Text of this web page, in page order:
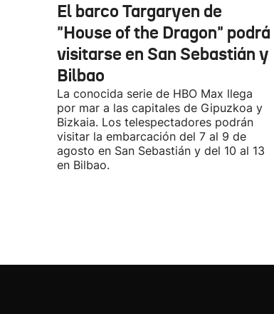
El barco Targaryen de
"House of the Dragon" podrá
visitarse en San Sebastián y
Bilbao
La conocida serie de HBO Max llega
por mar a las capitales de Gipuzkoa y
Bizkaia. Los telespectadores podrán
visitar la embarcación del 7 al 9 de
agosto en San Sebastián y del 10 al 13
en Bilbao.